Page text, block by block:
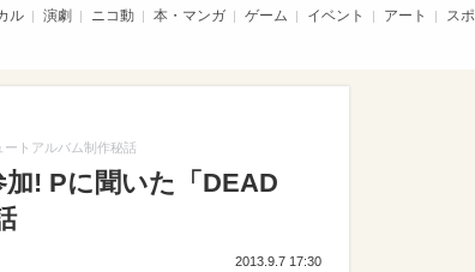
ル 演劇 ニコ動 本・マンガ ゲーム イベント アート ス
トアルバム制作秘話
! Pに聞いた「DEAD
2013.9.7 17:30